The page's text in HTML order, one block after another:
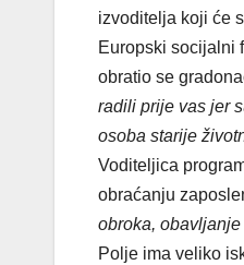
izvoditelja koji će
Europski socijalni
obratio se
radili prije vas jer
osoba starije
Voditeljica
obraćanju
obroka,
Polje ima veliko